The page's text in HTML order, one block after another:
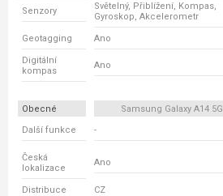
Senzory
Světelný, Přiblížení, Kompas,
Gyroskop, Akcelerometr
Geotagging Ano
Digitální
kompas
Ano
Obecné Samsung Galaxy A14 5G
Další funkce
-
Česká
lokalizace
Ano
Distribuce CZ